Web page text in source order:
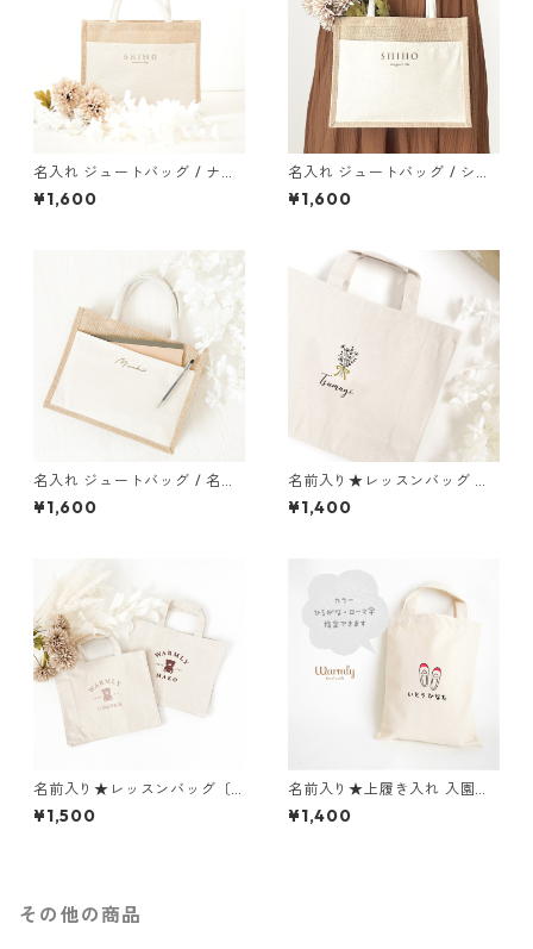
名入れ ジュートバッグ / ナチ
ュラル / 名入れバッグ 通勤バ
ッグ マザーズバッグ 出産祝い
¥1,600
名入れ ジュートバッグ / シッ
クロゴ / 名入れバッグ 通勤バ
ッグ マザーズバッグ 出産祝い
¥1,600
名入れ ジュートバッグ / 名入
れバッグ 通勤バッグ マザーズ
バッグ 出産祝い プレゼント
¥1,600
名前入り★レッスンバッグ 〔
花束 〕 入園入学グッズ 通園バ
ッグ 通学バッグ
¥1,400
名前入り★レッスンバッグ〔
テディベア 〕クマ 熊 絵本
バッグ
¥1,500
名前入り★上履き入れ 入園入
学グッズ 上履き入れ 通園通学
上靴
¥1,400
その他の商品